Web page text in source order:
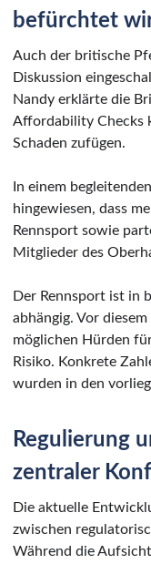
befürchtet
Auch der britische
Diskussion
Nandy erklärte die
Affordability Checks
Schaden zufügen.
In einem
hingewiesen, dass
Rennsport sowie
Mitglieder des
Der Rennsport ist in
abhängig. Vor
möglichen Hürden
Risiko. Konkrete
wurden in den
Regulierung
zentraler
Die aktuelle
zwischen
Während die